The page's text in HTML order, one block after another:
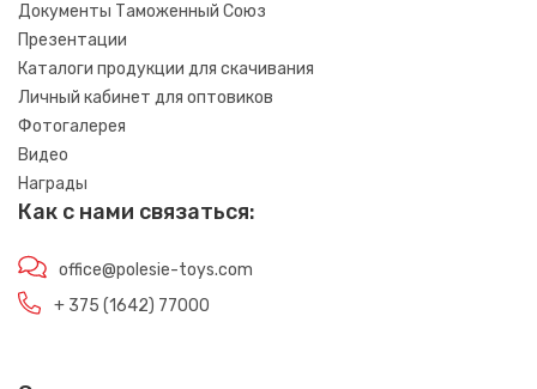
Документы Таможенный Союз
Презентации
Каталоги продукции для скачивания
Личный кабинет для оптовиков
Фотогалерея
Видео
Награды
Как с нами связаться:
office@polesie-toys.com
+ 375 (1642) 77000